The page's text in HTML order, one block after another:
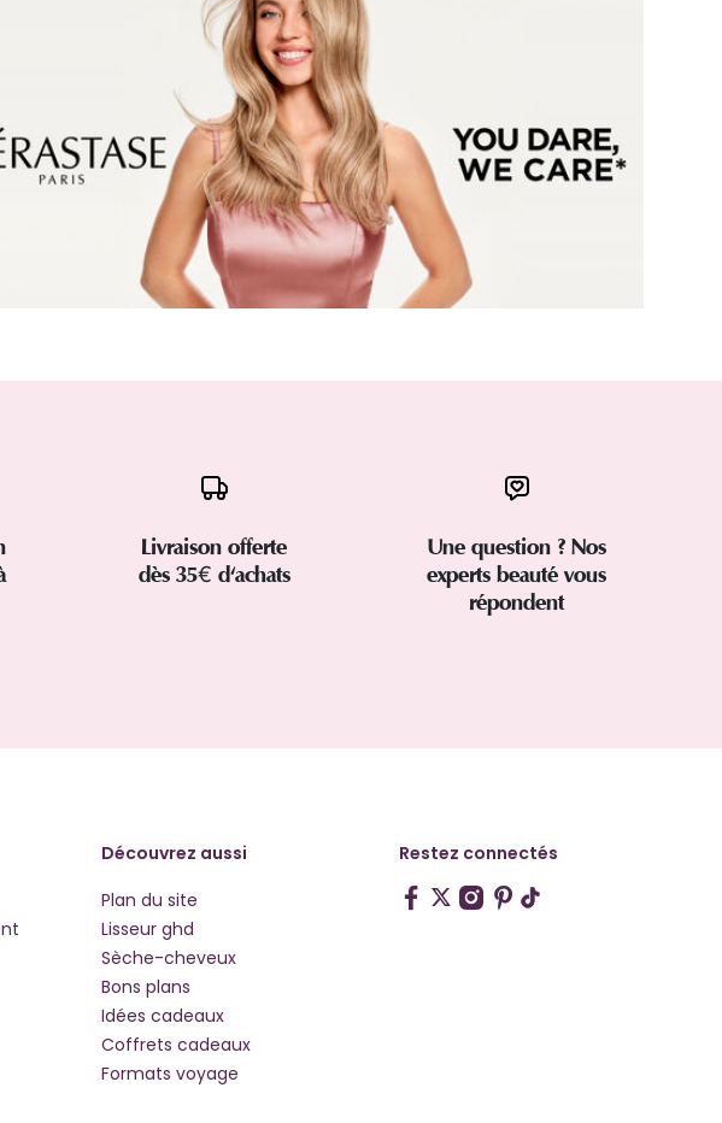
Livraison offerte
dès 35€ d'achats
Une question ? Nos
experts beauté vous
répondent
Découvrez aussi
Plan du site
Lisseur ghd
Sèche-cheveux
Bons plans
Idées cadeaux
Coffrets cadeaux
Formats voyage
Restez connectés